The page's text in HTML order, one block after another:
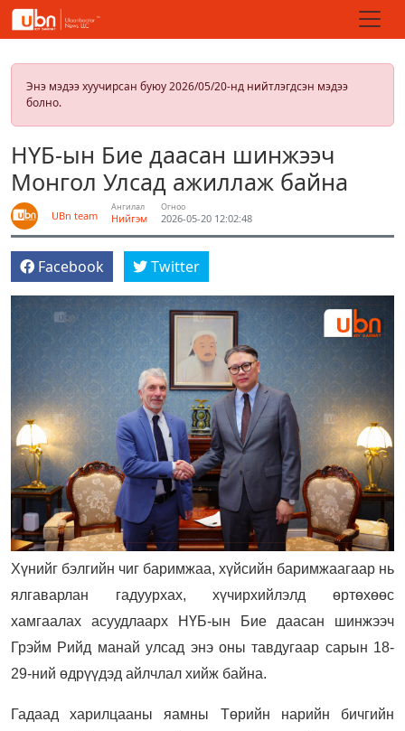
Энэ мэдээ хуучирсан буюу 2026/05/20-нд нийтлэгдсэн мэдээ
болно.
НҮБ-ын Бие даасан шинжээч
Монгол Улсад ажиллаж байна
UBn team
Ангилал
Нийгэм
Огноо
2026-05-20 12:02:48
Facebook Twitter
Хүнийг бэлгийн чиг баримжаа, хүйсийн баримжаагаар нь
ялгаварлан гадуурхах, хүчирхийлэлд өртөхөөс
хамгаалах асуудлаарх НҮБ-ын Бие даасан шинжээч
Грэйм Рийд манай улсад энэ оны тавдугаар сарын 18-
29-ний өдрүүдэд айлчлал хийж байна.
Гадаад харилцааны яамны Төрийн нарийн бичгийн